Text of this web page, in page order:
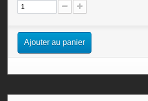
Ajouter au panier